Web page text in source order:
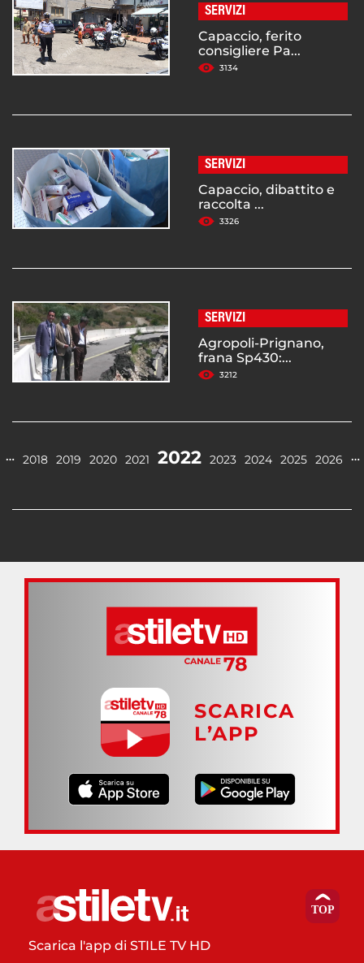
SERVIZI
Capaccio, ferito
consigliere Pa...
3134
SERVIZI
Capaccio, dibattito e
raccolta ...
3326
SERVIZI
Agropoli-Prignano,
frana Sp430:...
3212
… 2018 2019 2020 2021 2022 2023 2024 2025 2026 …
SCARICA
L’APP
Scarica l'app di STILE TV HD